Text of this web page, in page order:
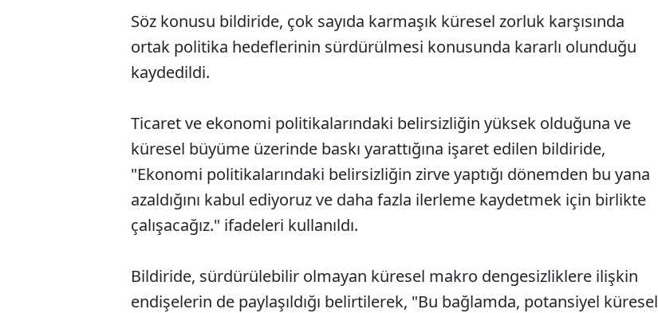
Söz konusu bildiride, çok sayıda karmaşık küresel zorluk karşısında
ortak politika hedeflerinin sürdürülmesi konusunda kararlı olunduğu
kaydedildi.
Ticaret ve ekonomi politikalarındaki belirsizliğin yüksek olduğuna ve
küresel büyüme üzerinde baskı yarattığına işaret edilen bildiride,
"Ekonomi politikalarındaki belirsizliğin zirve yaptığı dönemden bu yana
azaldığını kabul ediyoruz ve daha fazla ilerleme kaydetmek için birlikte
çalışacağız." ifadeleri kullanıldı.
Bildiride, sürdürülebilir olmayan küresel makro dengesizliklere ilişkin
endişelerin de paylaşıldığı belirtilerek, "Bu bağlamda, potansiyel küresel